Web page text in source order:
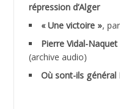
ADDALA Boualem*
ADDANE
ADDECHE Rachid
répression d’Alger
« Une victoire »,
Pierre Vidal-
(archive audio)
Où sont-ils général